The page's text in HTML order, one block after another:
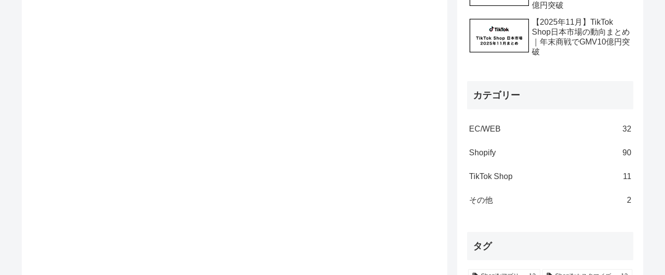
億円突破
【2025年11月】TikTok
Shop日本市場の動向まとめ
｜年末商戦でGMV10億円突
破
カテゴリー
EC/WEB 32
Shopify 90
TikTok Shop 11
その他 2
タグ